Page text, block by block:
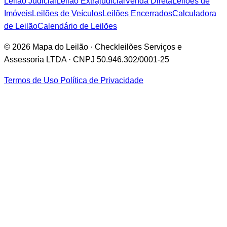
ImóveisLeilões de VeículosLeilões EncerradosCalculadora
de LeilãoCalendário de Leilões
© 2026 Mapa do Leilão · Checkleilões Serviços e
Assessoria LTDA · CNPJ 50.946.302/0001-25
Termos de Uso Política de Privacidade